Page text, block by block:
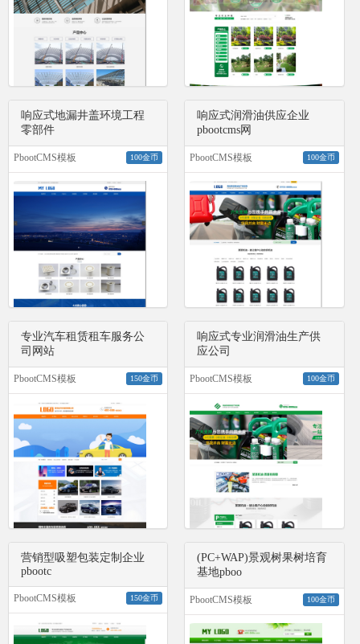
响应式地漏井盖环境工程
零部件
PbootCMS模板 100金币
响应式润滑油供应企业
pbootcms网
PbootCMS模板 100金币
专业汽车租赁租车服务公
司网站
PbootCMS模板 150金币
响应式专业润滑油生产供
应公司
PbootCMS模板 100金币
营销型吸塑包装定制企业
pbootc
PbootCMS模板 150金币
(PC+WAP)景观树果树培育
基地pboo
PbootCMS模板 100金币